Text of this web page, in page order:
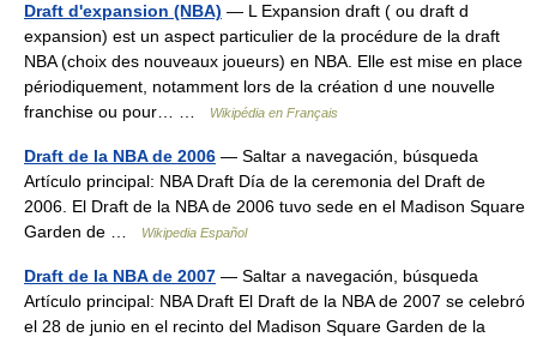
Draft d'expansion (NBA) — L Expansion draft ( ou draft d
expansion) est un aspect particulier de la procédure de la draft
NBA (choix des nouveaux joueurs) en NBA. Elle est mise en place
périodiquement, notamment lors de la création d une nouvelle
franchise ou pour… …
Wikipédia en Français
Draft de la NBA de 2006 — Saltar a navegación, búsqueda
Artículo principal: NBA Draft Día de la ceremonia del Draft de
2006. El Draft de la NBA de 2006 tuvo sede en el Madison Square
Garden de …
Wikipedia Español
Draft de la NBA de 2007 — Saltar a navegación, búsqueda
Artículo principal: NBA Draft El Draft de la NBA de 2007 se celebró
el 28 de junio en el recinto del Madison Square Garden de la